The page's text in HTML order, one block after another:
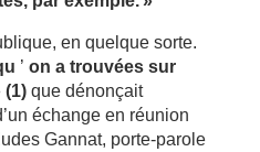
en quelque sorte.
’ on a trouvées sur
(1)que dénonçait
échange en réunion
Gannat, porte-parole